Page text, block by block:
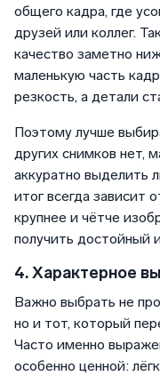
общего кадра, где
друзей или коллег.
качество заметно
маленькую часть
резкость, а детали
Поэтому лучше
других снимков нет,
аккуратно выделить
итог всегда зависит
крупнее и чётче
получить достойный
4. Характерное
Важно выбрать не
но и тот, который
Часто именно
особенно ценной: